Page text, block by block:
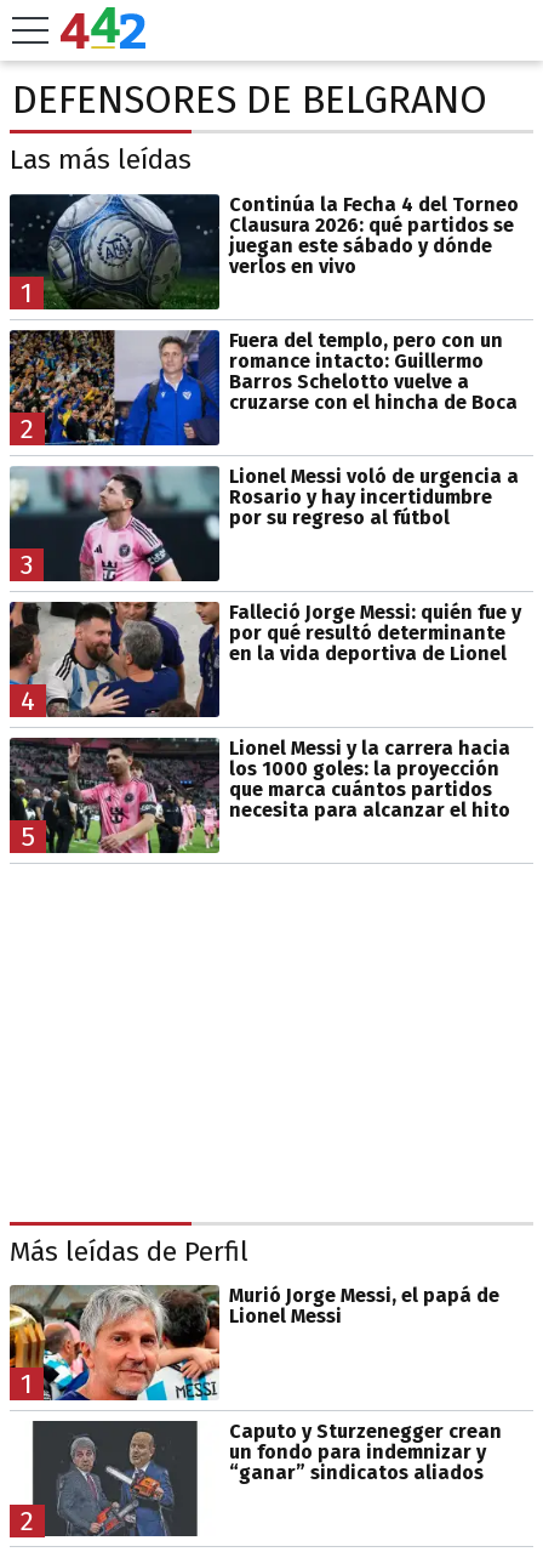
DEFENSORES DE BELGRANO
Las más leídas
1
Continúa la Fecha 4 del Torneo
Clausura 2026: qué partidos se
juegan este sábado y dónde
verlos en vivo
2
Fuera del templo, pero con un
romance intacto: Guillermo
Barros Schelotto vuelve a
cruzarse con el hincha de Boca
3
Lionel Messi voló de urgencia a
Rosario y hay incertidumbre
por su regreso al fútbol
4
Falleció Jorge Messi: quién fue y
por qué resultó determinante
en la vida deportiva de Lionel
5
Lionel Messi y la carrera hacia
los 1000 goles: la proyección
que marca cuántos partidos
necesita para alcanzar el hito
Más leídas de Perfil
1
Murió Jorge Messi, el papá de
Lionel Messi
2
Caputo y Sturzenegger crean
un fondo para indemnizar y
“ganar” sindicatos aliados